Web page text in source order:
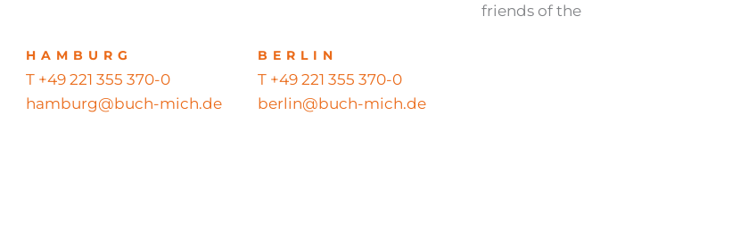
HAMBURG
T +49 221 355 370-0
hamburg@buch-mich.de
BERLIN
T +49 221 355 370-0
berlin@buch-mich.de
friends of the